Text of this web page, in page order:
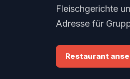
Fleischgerichte
Adresse für
Restaurant